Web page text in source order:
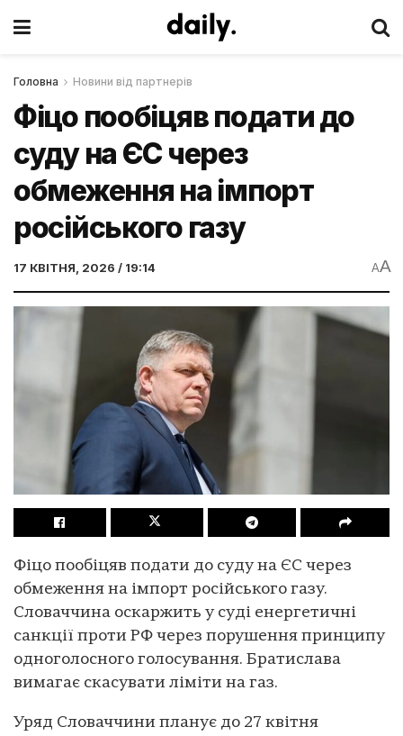
Головна Новини від партнерів
Фіцо пообіцяв подати до
суду на ЄС через
обмеження на імпорт
російського газу
17 КВІТНЯ, 2026 / 19:14 AA
Фіцо пообіцяв подати до суду на ЄС через
обмеження на імпорт російського газу.
Словаччина оскаржить у суді енергетичні
санкції проти РФ через порушення принципу
одноголосного голосування. Братислава
вимагає скасувати ліміти на газ.
Уряд Словаччини планує до 27 квітня